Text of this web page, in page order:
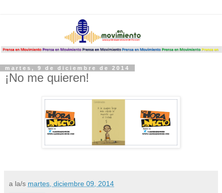
martes, 9 de diciembre de 2014
¡No me quieren!
a la/s martes, diciembre 09, 2014